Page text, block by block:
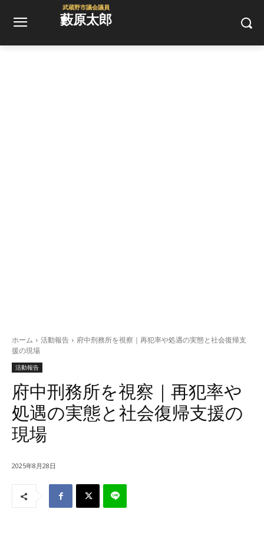
武蔵野市議会議員
藪原太郎
ホーム 活動報告
府中刑務所を視察｜再犯率や処遇の実態と社会復帰支
援の現場
活動報告
府中刑務所を視察｜再犯率や
処遇の実態と社会復帰支援の
現場
2025年8月28日